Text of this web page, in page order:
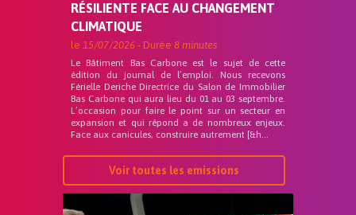
RÉSILIENTE FACE AU CHANGEMENT
CLIMATIQUE
le 15/07/2026 - Durée 8 minutes
Le Bâtiment Bas Carbone est le sujet de cette
édition du journal de l’emploi. Nous recevons
Férielle Deriche Directrice du Salon de Immobilier
Bas Carbone qui aura lieu du 01 au 03 septembre.
L’occasion pour faire le point sur un secteur en
expansion et qui répond a de nombreux enjeux.
Face aux canicules, construire autrement [&h...
Voir toutes les emissions